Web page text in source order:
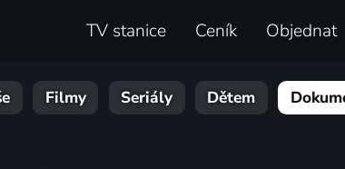
TV stanice Ceník Objednat
Filmy Seriály Dětem